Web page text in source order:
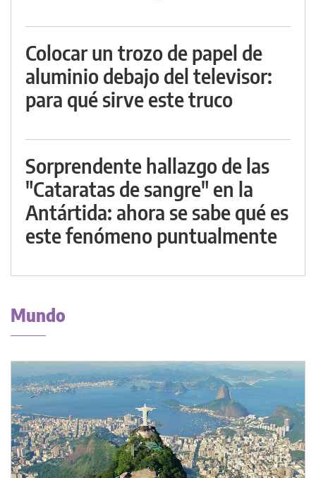
Colocar un trozo de papel de
aluminio debajo del televisor:
para qué sirve este truco
Sorprendente hallazgo de las
"Cataratas de sangre" en la
Antártida: ahora se sabe qué es
este fenómeno puntualmente
Mundo